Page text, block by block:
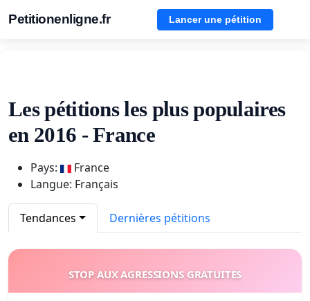
Petitionenligne.fr Lancer une pétition
Les pétitions les plus populaires
en 2016 - France
Pays:
France
Langue: Français
Tendances Dernières pétitions
STOP AUX AGRESSIONS GRATUITES